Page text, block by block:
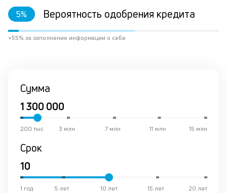
5% Вероятность одобрения кредита
+55% за заполнение информации о себе
Сумма
15 млн
11 млн
7 млн
3 млн
200 тыс
Срок
20 лет
15 лет
10 лет
5 лет
1 год